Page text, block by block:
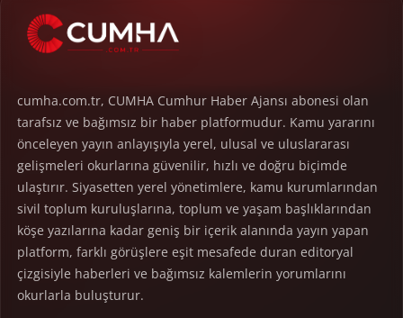
cumha.com.tr, CUMHA Cumhur Haber Ajansı abonesi olan
tarafsız ve bağımsız bir haber platformudur. Kamu yararını
önceleyen yayın anlayışıyla yerel, ulusal ve uluslararası
gelişmeleri okurlarına güvenilir, hızlı ve doğru biçimde
ulaştırır. Siyasetten yerel yönetimlere, kamu kurumlarından
sivil toplum kuruluşlarına, toplum ve yaşam başlıklarından
köşe yazılarına kadar geniş bir içerik alanında yayın yapan
platform, farklı görüşlere eşit mesafede duran editoryal
çizgisiyle haberleri ve bağımsız kalemlerin yorumlarını
okurlarla buluşturur.